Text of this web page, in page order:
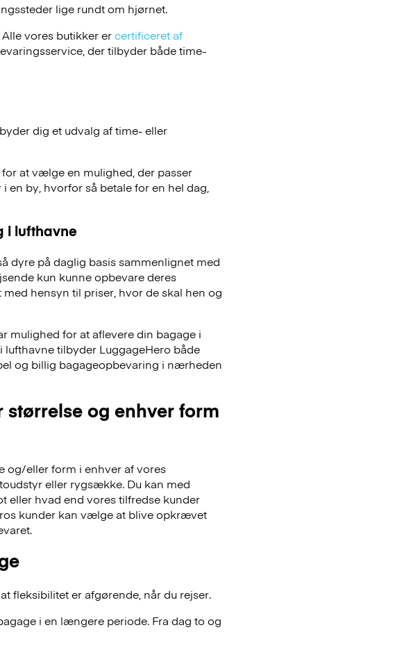
lige rundt om hjørnet.
vores butikker ercertificeret af
der tilbyder både time-
dig et udvalg af time- eller
for at vælge en mulighed, der passer
by, hvorfor så betale for en hel dag,
i lufthavne
dyre på daglig basis sammenlignet med
kun kunne opbevare deres
hensyn til priser, hvor de skal hen og
mulighed for at aflevere din bagage i
tilbyder LuggageHero både
og billig bagageopbevaring i nærheden
og enhver form
og/eller form i enhver af vores
eller rygsække. Du kan med
eller hvad end vores tilfredse kunder
kunder kan vælge at blive opkrævet
fleksibilitet er afgørende, når du rejser.
i en længere periode. Fra dag to og